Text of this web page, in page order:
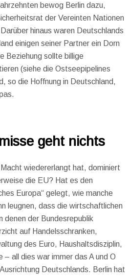
bewog Berlin dazu,
der Vereinten Nationen
hinaus waren Deutschlands
einigen seiner Partner ein Dorn
Beziehung sollte billige
(siehe die Ostseepipelines
so die Hoffnung in Deutschland,
geht nichts
wiedererlangt hat, dominiert
die EU? Hat es den
Europa“ gelegt, wie manche
leugnen, dass die wirtschaftlichen
denen der Bundesrepublik
auf Handelsschranken,
des Euro, Haushaltsdisziplin,
– all dies war immer das A und O
Deutschlands. Berlin hat